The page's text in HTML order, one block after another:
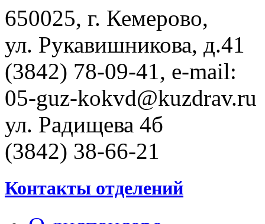
650025, г. Кемерово,
ул. Рукавишникова, д.41
(3842) 78-09-41, e-mail:
05-guz-kоkvd@kuzdrаv.ru
ул. Радищева 4б
(3842) 38-66-21
Контакты отделений